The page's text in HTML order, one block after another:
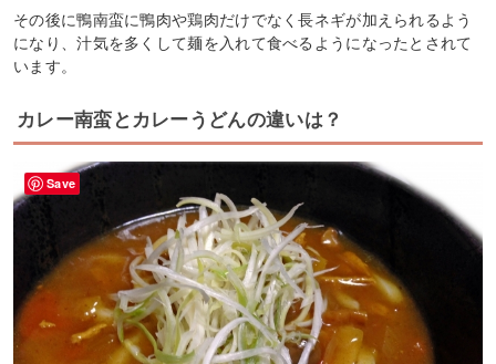
その後に鴨南蛮に鴨肉や鶏肉だけでなく長ネギが加えられるよう
になり、汁気を多くして麺を入れて食べるようになったとされて
います。
カレー南蛮とカレーうどんの違いは？
Save